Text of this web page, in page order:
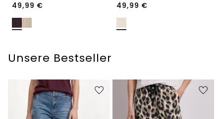
49,99 €
49,99 €
Unsere Bestseller